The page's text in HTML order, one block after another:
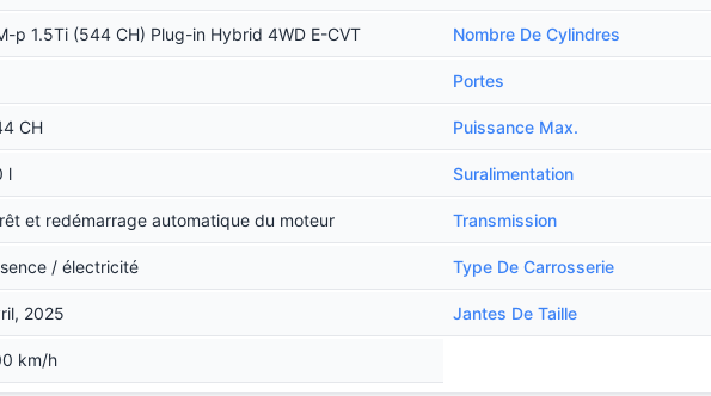
p 1.5Ti (544 CH) Plug-in Hybrid 4WD E-CVT Nombre De Cylindres
Portes
CH Puissance Max.
l Suralimentation
et redémarrage automatique du moteur Transmission
/ électricité Type De Carrosserie
2025 Jantes De Taille
km/h